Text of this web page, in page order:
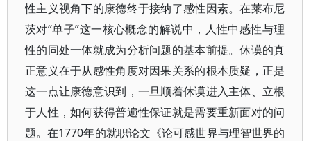
性主义视角下的康德终于接纳了感性因素。在莱布尼
茨对“单子”这一核心概念的解说中，人性中感性与理
性的同处一体就成为分析问题的基本前提。休谟的真
正意义在于从感性角度对因果关系的根本质疑，正是
这一点让康德意识到，一旦顺着休谟进入主体、立根
于人性，如何获得普遍性保证就是需要重新面对的问
题。在1770年的就职论文《论可感世界与理智世界的